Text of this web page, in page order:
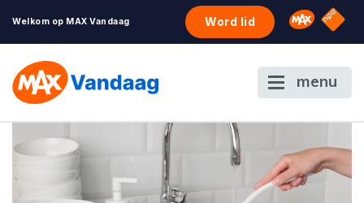
Welkom op MAX Vandaag Word lid Omroep
NPO
menu